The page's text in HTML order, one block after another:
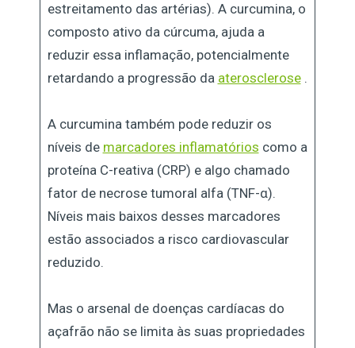
estreitamento das artérias). A curcumina, o
composto ativo da cúrcuma, ajuda a
reduzir essa inflamação, potencialmente
retardando a progressão da aterosclerose.
A curcumina também pode reduzir os
níveis de marcadores inflamatórios como a
proteína C-reativa (CRP) e algo chamado
fator de necrose tumoral alfa (TNF-α).
Níveis mais baixos desses marcadores
estão associados a risco cardiovascular
reduzido.
Mas o arsenal de doenças cardíacas do
açafrão não se limita às suas propriedades